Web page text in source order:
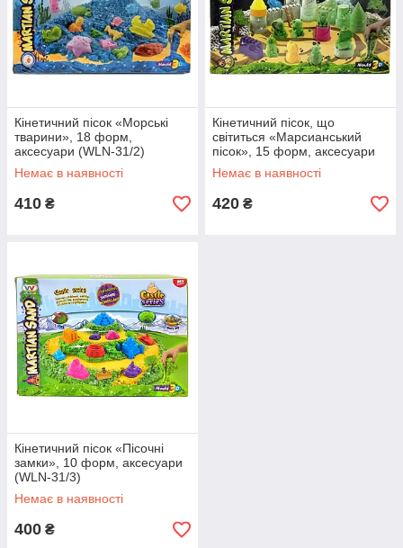
Кінетичний пісок «Морські
тварини», 18 форм,
аксесуари (WLN-31/2)
Немає в наявності
410 ₴
Кінетичний пісок, що
світиться «Марсианський
пісок», 15 форм, аксесуари
(WLN-30A)
Немає в наявності
420 ₴
Кінетичний пісок «Пісочні
замки», 10 форм, аксесуари
(WLN-31/3)
Немає в наявності
400 ₴